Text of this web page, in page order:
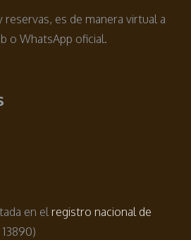
reservas, es de manera virtual a
o WhatsApp oficial.
en elregistro nacional de